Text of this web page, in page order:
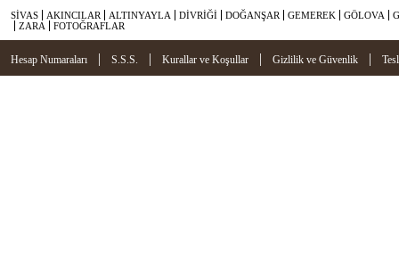
SİVAS AKINCILAR ALTINYAYLA DİVRİĞİ DOĞANŞAR GEMEREK GÖLOVA
ZARA
FOTOĞRAFLAR
Hesap Numaraları | S.S.S. | Kurallar ve Koşullar | Gizlilik ve Güvenlik |